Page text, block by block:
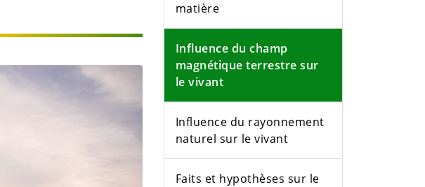
matière
Influence du champ
magnétique terrestre sur
le vivant
Influence du rayonnement
naturel sur le vivant
Faits et hypothèses sur le